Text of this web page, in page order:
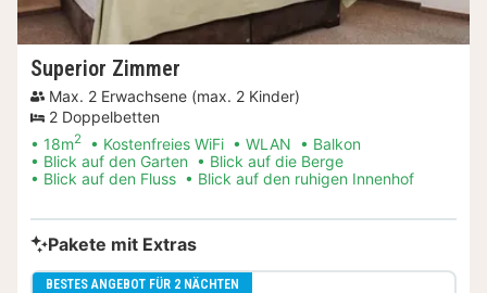
Superior Zimmer
Max. 2 Erwachsene (max. 2 Kinder)
2 Doppelbetten
18m2 Kostenfreies WiFi WLAN
Balkon
Blick auf den Garten
Blick auf die Berge
Blick auf den Fluss
Blick auf den ruhigen Innenhof
Pakete mit Extras
BESTES ANGEBOT FÜR 2 NÄCHTEN